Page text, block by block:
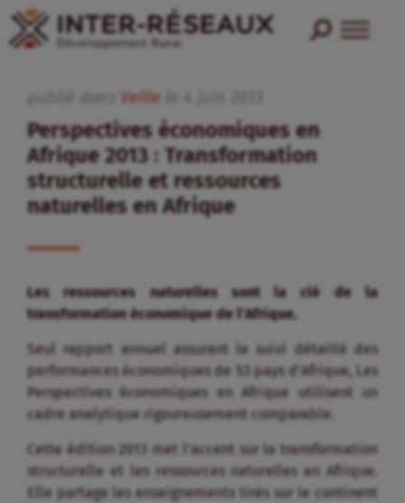
Veille
Perspectives économiques en
Afrique 2013 : Transformation
structurelle et ressources
naturelles en Afrique
Les ressources naturelles sont la clé de la
transformation économique de l’Afrique.
Seul rapport annuel assurant le suivi détaillé des
performances économiques de 53 pays d’Afrique, Les
Perspectives économiques en Afrique utilisent un
cadre analytique rigoureusement comparable.
Cette édition 2013 met l’accent sur la transformation
structurelle et les ressources naturelles en Afrique.
Elle partage les enseignements tirés sur le continent